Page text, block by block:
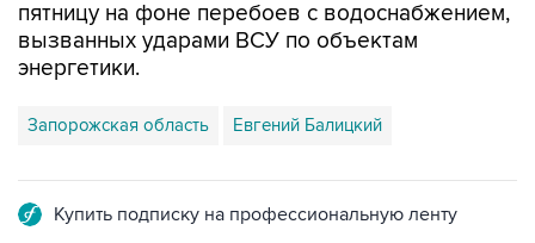
пятницу на фоне перебоев с водоснабжением,
вызванных ударами ВСУ по объектам
энергетики.
Запорожская область Евгений Балицкий
Купить подписку на профессиональную ленту